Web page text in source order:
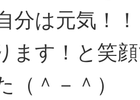
分は元気！！
ます！と笑
（＾－＾）